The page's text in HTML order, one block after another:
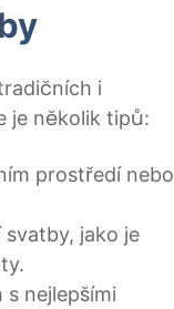
i
je několik tipů:
prostředí nebo
jako je
nejlepšími